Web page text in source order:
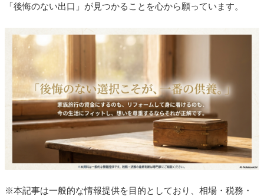
「後悔のない出口」が見つかることを心から願っています。
※本記事は一般的な情報提供を目的としており、相場・税務・